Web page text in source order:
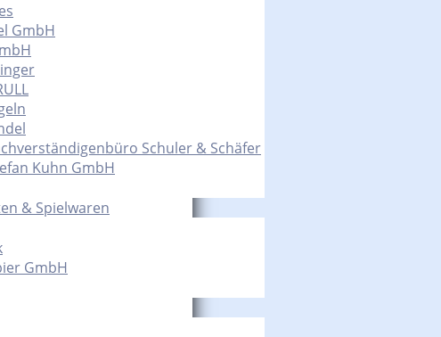
GmbH
Schuler & Schäfer
Kuhn GmbH
& Spielwaren
GmbH